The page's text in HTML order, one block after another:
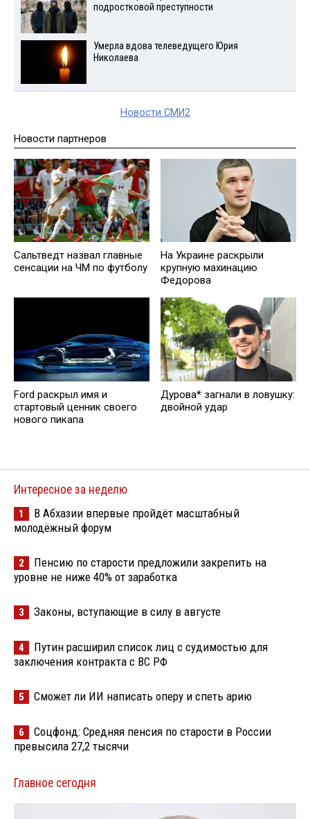
подростковой преступности
Умерла вдова телеведущего Юрия
Николаева
Новости СМИ2
Новости партнеров
Сальтведт назвал главные
сенсации на ЧМ по футболу
На Украине раскрыли
крупную махинацию
Федорова
Ford раскрыл имя и
стартовый ценник своего
нового пикапа
Дурова* загнали в ловушку:
двойной удар
Интересное за неделю
1
В Абхазии впервые пройдёт масштабный
молодёжный форум
2
Пенсию по старости предложили закрепить на
уровне не ниже 40% от заработка
3 Законы, вступающие в силу в августе
4
Путин расширил список лиц с судимостью для
заключения контракта с ВС РФ
5 Сможет ли ИИ написать оперу и спеть арию
6
Соцфонд: Средняя пенсия по старости в России
превысила 27,2 тысячи
Главное сегодня